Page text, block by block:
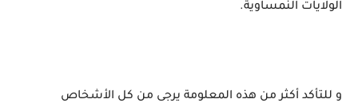
الولايات النمساوية.
و للتأكد أكثر من هذه المعلومة يرجى من كل الأشخاص